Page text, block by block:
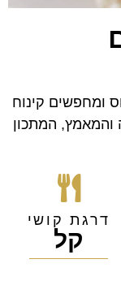
ומחפשים קינוח
והמאמץ, המתכון
דרגת קושי
קל